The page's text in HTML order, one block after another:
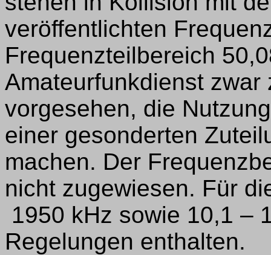
veröffentlichten
Frequenzteilbereich
Amateurfunkdienst
vorgesehen, die
einer gesonderten
machen. Der
nicht zugewiesen. Für
1950 kHz sowie 10,1 –
Regelungen enthalten.